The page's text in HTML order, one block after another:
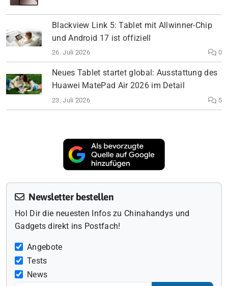
Blackview Link 5: Tablet mit Allwinner-Chip
und Android 17 ist offiziell
26. Juli 2026 0
Neues Tablet startet global: Ausstattung des
Huawei MatePad Air 2026 im Detail
23. Juli 2026 5
Newsletter bestellen
Hol Dir die neuesten Infos zu Chinahandys und
Gadgets direkt ins Postfach!
Angebote
Tests
News